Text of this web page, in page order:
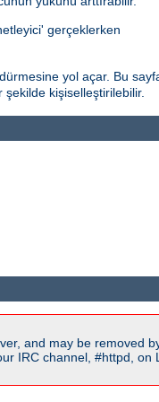
gerçeklerken
yol açar. Bu
şekilde kişiselleştirilebilir.
and may be removed
IRC channel, #httpd, on